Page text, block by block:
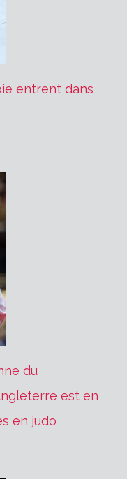
entrent dans
du
est en
en judo